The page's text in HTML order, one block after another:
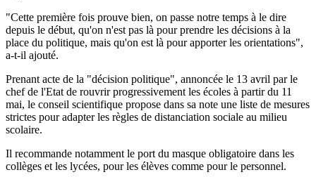
"Cette première fois prouve bien, on passe notre temps à le dire
depuis le début, qu'on n'est pas là pour prendre les décisions à la
place du politique, mais qu'on est là pour apporter les orientations",
a-t-il ajouté.
Prenant acte de la "décision politique", annoncée le 13 avril par le
chef de l'Etat de rouvrir progressivement les écoles à partir du 11
mai, le conseil scientifique propose dans sa note une liste de mesures
strictes pour adapter les règles de distanciation sociale au milieu
scolaire.
Il recommande notamment le port du masque obligatoire dans les
collèges et les lycées, pour les élèves comme pour le personnel.